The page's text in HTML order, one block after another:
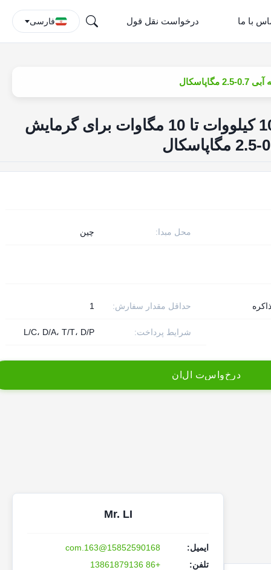
با ما درخواست نقل قول فارسی
بویلرهای زیست توده 100 کیلووات تا 10 مگاوات برای گرمایش
محل مبدا: چین
حداقل مقدار سفارش: 1
شرایط پرداخت: L/C، D/A، T/T، D/P
در خو ست ل ن
Mr. LI
ایمیل:
15852590168@163.com
تلفن:
+86 13861879136